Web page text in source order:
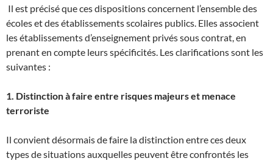
Il est précisé que ces dispositions concernent l’ensemble des
écoles et des établissements scolaires publics. Elles associent
les établissements d’enseignement privés sous contrat, en
prenant en compte leurs spécificités. Les clarifications sont les
suivantes :
1. Distinction à faire entre risques majeurs et menace
terroriste
Il convient désormais de faire la distinction entre ces deux
types de situations auxquelles peuvent être confrontés les